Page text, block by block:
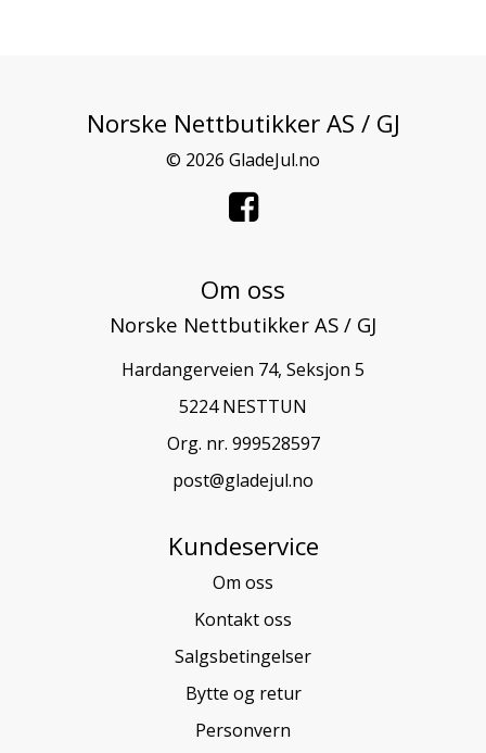
Norske Nettbutikker AS / GJ
© 2026 GladeJul.no
Om oss
Norske Nettbutikker AS / GJ
Hardangerveien 74, Seksjon 5
5224 NESTTUN
Org. nr. 999528597
post@gladejul.no
Kundeservice
Om oss
Kontakt oss
Salgsbetingelser
Bytte og retur
Personvern